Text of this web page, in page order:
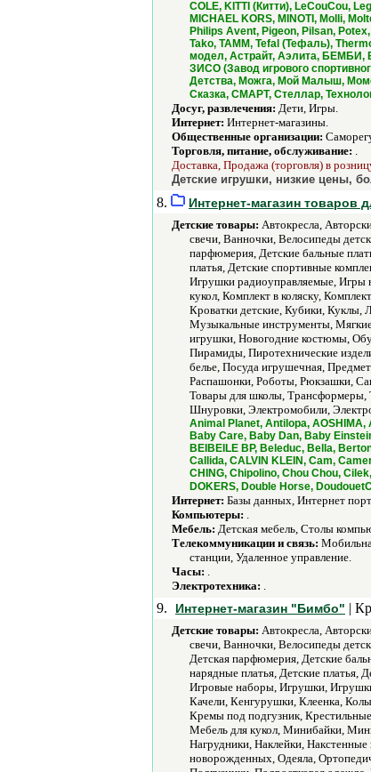
COLE, KITTI (Китти), LeCouCou,
MICHAEL KORS, MINOTI, Molli,
Philips Avent, Pigeon, Pilsan,
Tako, TAMM, Tefal (Тефаль),
модел, Астрайт, Аэлита, БЕМБИ,
ЗИСО (Завод игрового
Детства, Можга, Мой Малыш,
Сказка, СМАРТ, Стеллар,
Досуг, развлечения: Дети, Игры.
Интернет: Интернет-магазины.
Общественные организации:
Торговля, питание, обслуживание: .
Доставка, Продажа (торговля) в
Детские игрушки, низкие цены,
8. Интернет-магазин товаров
Детские товары: Автокресла,
свечи, Ванночки, Велосипеды
парфюмерия, Детские бальные
платья, Детские спортивные
Игрушки радиоуправляемые, Игры
кукол, Комплект в коляску,
Кроватки детские, Кубики,
Музыкальные инструменты,
игрушки, Новогодние костюмы,
Пирамиды, Пиротехнические
белье, Посуда игрушечная,
Распашонки, Роботы, Рюкзашки,
Товары для школы,
Шнуровки, Электромобили,
Animal Planet, Antilopa,
Baby Care, Baby Dan, Baby
BEIBEILE BP, Beleduc, Bella,
Callida, CALVIN KLEIN, Cam,
CHING, Chipolino, Chou Chou,
DOKERS, Double Horse,
Интернет: Базы данных, Интернет
Компьютеры: .
Мебель: Детская мебель, Столы
Телекоммуникации и связь:
станции, Удаленное управление.
Часы: .
Электротехника: .
9. Интернет-магазин "Бимбо" |
Детские товары: Автокресла,
свечи, Ванночки, Велосипеды
Детская парфюмерия, Детские
нарядные платья, Детские платья,
Игровые наборы, Игрушки,
Качели, Кенгурушки, Клеенка,
Кремы под подгузник,
Мебель для кукол, Минибайки,
Нагрудники, Наклейки,
новорожденных, Одеяла,